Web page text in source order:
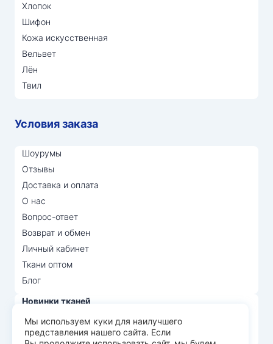
Хлопок
Шифон
Кожа искусственная
Вельвет
Лён
Твил
Условия заказа
Шоурумы
Отзывы
Доставка и оплата
О нас
Вопрос-ответ
Возврат и обмен
Личный кабинет
Ткани оптом
Блог
Новинки тканей
Распродажа тканей
Лидеры продаж
Мы используем куки для наилучшего
представления нашего сайта. Если